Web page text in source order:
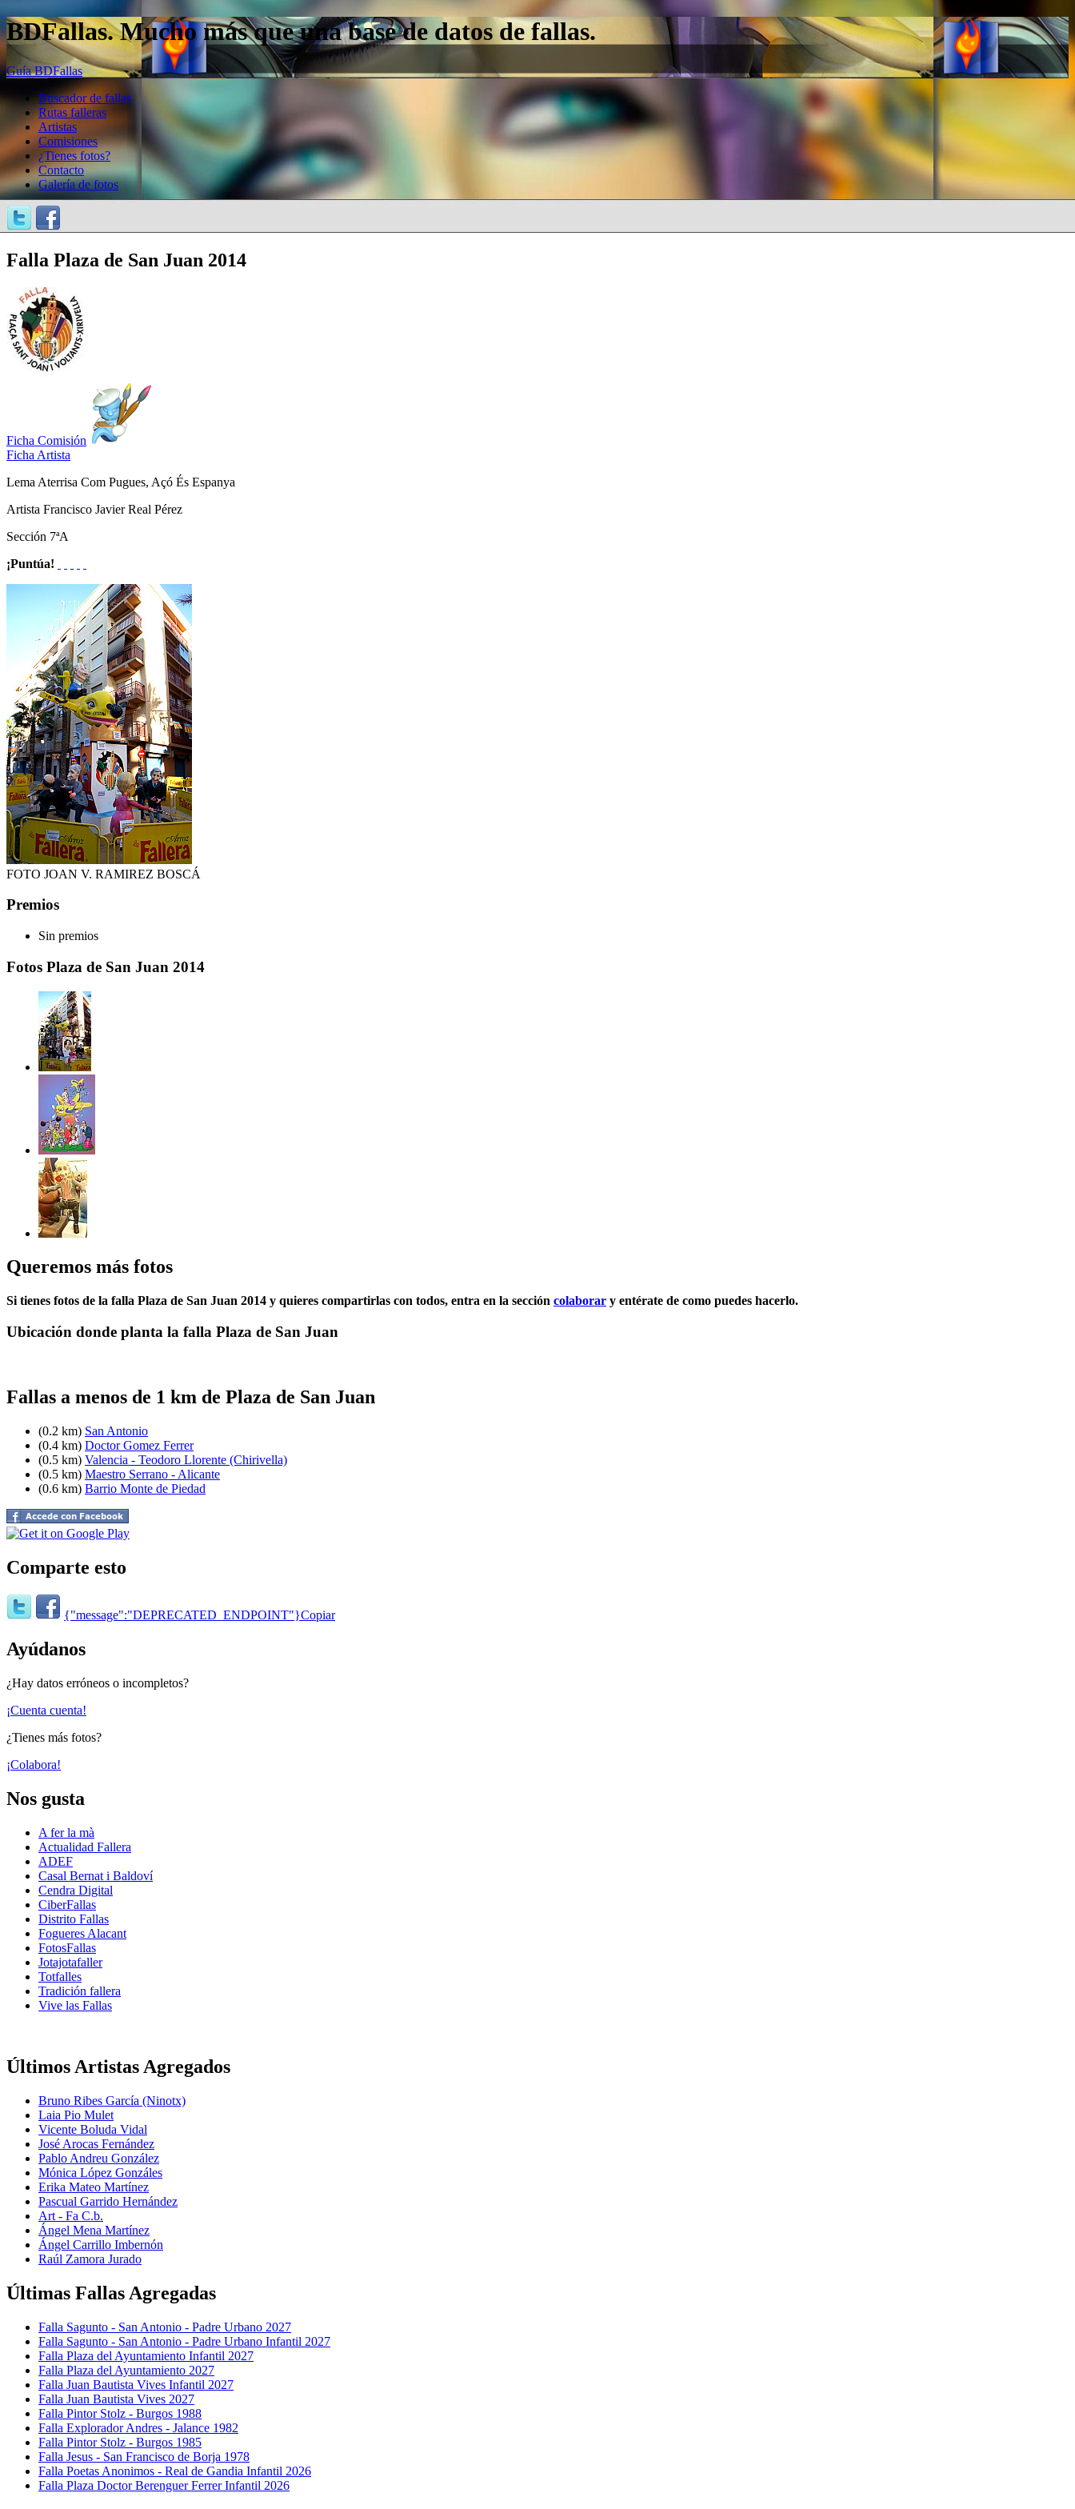
BDFallas. Mucho más que una base de datos de fallas.
Guía BDFallas
Buscador de fallas
Rutas falleras
Artistas
Comisiones
¿Tienes fotos?
Contacto
Galería de fotos
Falla Plaza de San Juan 2014
Ficha Comisión
Ficha Artista
Lema Aterrisa Com Pugues, Açó És Espanya
Artista Francisco Javier Real Pérez
Sección 7ªA
¡Puntúa!
FOTO JOAN V. RAMIREZ BOSCÁ
Premios
Sin premios
Fotos Plaza de San Juan 2014
Queremos más fotos
Si tienes fotos de la falla Plaza de San Juan 2014 y quieres compartirlas con todos, entra en la sección colaborar y entérate de como puedes hacerlo.
Ubicación donde planta la falla Plaza de San Juan
Fallas a menos de 1 km de Plaza de San Juan
(0.2 km) San Antonio
(0.4 km) Doctor Gomez Ferrer
(0.5 km) Valencia - Teodoro Llorente (Chirivella)
(0.5 km) Maestro Serrano - Alicante
(0.6 km) Barrio Monte de Piedad
Comparte esto
{"message":"DEPRECATED_ENDPOINT"}Copiar
Ayúdanos
¿Hay datos erróneos o incompletos?
¡Cuenta cuenta!
¿Tienes más fotos?
¡Colabora!
Nos gusta
A fer la mà
Actualidad Fallera
ADEF
Casal Bernat i Baldoví
Cendra Digital
CiberFallas
Distrito Fallas
Fogueres Alacant
FotosFallas
Jotajotafaller
Totfalles
Tradición fallera
Vive las Fallas
Últimos Artistas Agregados
Bruno Ribes García (Ninotx)
Laia Pio Mulet
Vicente Boluda Vidal
José Arocas Fernández
Pablo Andreu González
Mónica López Gonzáles
Erika Mateo Martínez
Pascual Garrido Hernández
Art - Fa C.b.
Ángel Mena Martínez
Ángel Carrillo Imbernón
Raúl Zamora Jurado
Últimas Fallas Agregadas
Falla Sagunto - San Antonio - Padre Urbano 2027
Falla Sagunto - San Antonio - Padre Urbano Infantil 2027
Falla Plaza del Ayuntamiento Infantil 2027
Falla Plaza del Ayuntamiento 2027
Falla Juan Bautista Vives Infantil 2027
Falla Juan Bautista Vives 2027
Falla Pintor Stolz - Burgos 1988
Falla Explorador Andres - Jalance 1982
Falla Pintor Stolz - Burgos 1985
Falla Jesus - San Francisco de Borja 1978
Falla Poetas Anonimos - Real de Gandia Infantil 2026
Falla Plaza Doctor Berenguer Ferrer Infantil 2026